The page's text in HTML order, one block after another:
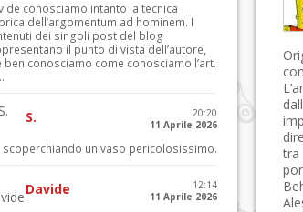
conosciamo intanto la tecnica
dell’argomentum ad hominem. I
dei singoli post del blog
il punto di vista dell’autore,
ben conosciamo come conosciamo l’art.
S.
20:20
11 Aprile 2026
scoperchiando un vaso pericolosissimo.
Davide
12:14
11 Aprile 2026